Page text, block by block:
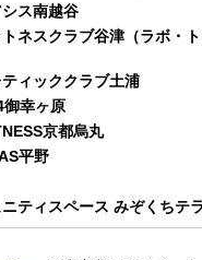
ス南越谷
ネスクラブ谷津（ラボ・
ィッククラブ土浦
御幸ヶ原
京都烏丸
平野
ティスペース みぞくちテ